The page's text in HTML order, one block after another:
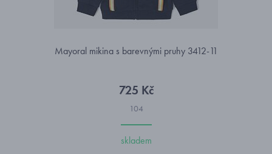
Mayoral mikina s barevnými pruhy 3412-11
725 Kč
104
skladem